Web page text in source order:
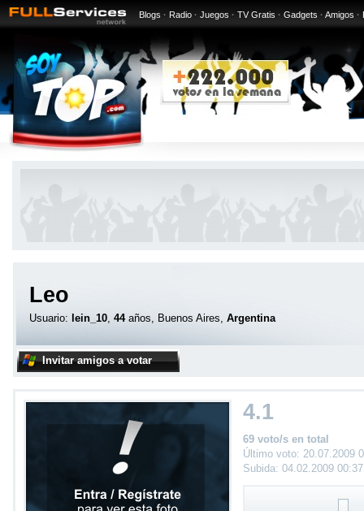
Blogs · Radio · Juegos · TV Gratis · Gadgets · Amigos ·
Leo
Usuario: lein_10, 44años, Buenos Aires, Argentina
Invitar amigos a votar
4.1
69 voto/s en total
Último voto: 20.07.2009
Subida: 04.02.2009